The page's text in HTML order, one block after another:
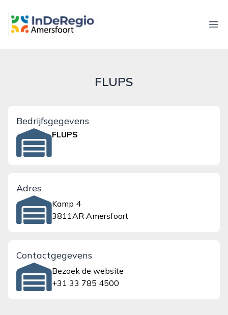
inderegioamersfoort.nl
FLUPS
Bedrijfsgegevens
FLUPS
Adres
Kamp 4
3811AR Amersfoort
Contactgegevens
Bezoek de website
+31 33 785 4500